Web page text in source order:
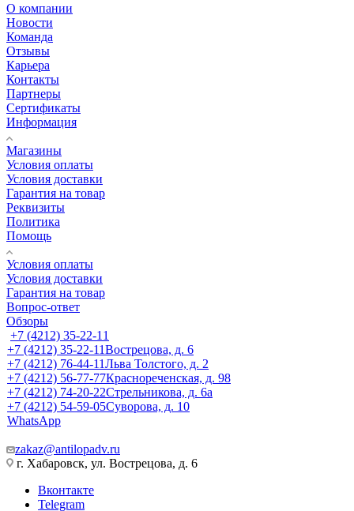
О компании
Новости
Команда
Отзывы
Карьера
Контакты
Партнеры
Сертификаты
Информация
Магазины
Условия оплаты
Условия доставки
Гарантия на товар
Реквизиты
Политика
Помощь
Условия оплаты
Условия доставки
Гарантия на товар
Вопрос-ответ
Обзоры
+7 (4212) 35-22-11
+7 (4212) 35-22-11Вострецова, д. 6
+7 (4212) 76-44-11Льва Толстого, д. 2
+7 (4212) 56-77-77Краснореченская, д. 98
+7 (4212) 74-20-22Стрельникова, д. 6а
+7 (4212) 54-59-05Суворова, д. 10
WhatsApp
zakaz@antilopadv.ru
г. Хабаровск, ул. Вострецова, д. 6
Вконтакте
Telegram